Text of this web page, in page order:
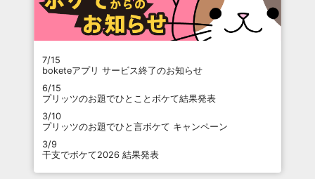
7/15
boketeアプリ サービス終了のお知らせ
6/15
プリッツのお題でひとことボケて結果発表
3/10
プリッツのお題でひと言ボケて キャンペーン
3/9
干支でボケて2026 結果発表